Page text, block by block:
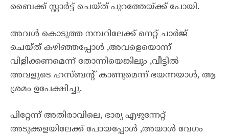
ബൈക്ക് സ്റ്റാർട്ട് ചെയ്ത് പുറത്തേയ്ക്ക് പോയി.
അവൾ കൊടുത്ത നമ്പറിലേക്ക് നെറ്റ് ചാർജ്
ചെയ്ത് കഴിഞ്ഞപ്പോൾ ,അവളെയൊന്ന്
വിളിക്കണമെന്ന് തോന്നിയെങ്കിലും ,വീട്ടിൽ
അവളുടെ ഹസ്ബൻ്റ് കാണുമെന്ന് ഭയന്നയാൾ, ആ
ശ്രമം ഉപേക്ഷിച്ചു.
പിറ്റേന്ന് അതിരാവിലെ, ഭാര്യ എഴുന്നേറ്റ്
അടുക്കളയിലേക്ക് പോയപ്പോൾ ,അയാൾ വേഗം